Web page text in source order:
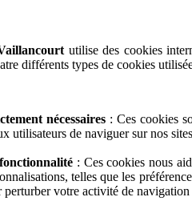
utilise des cookies
différents types de cookies
nécessaires : Ces cookies
utilisateurs de naviguer sur nos
: Ces cookies nous
telles que les
perturber votre activité de navigation